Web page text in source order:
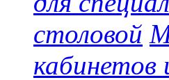
столовой
кабинетов